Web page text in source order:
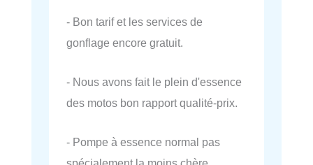
- Bon tarif et les services de
gonflage encore gratuit.
- Nous avons fait le plein d'essence
des motos bon rapport qualité-prix.
- Pompe à essence normal pas